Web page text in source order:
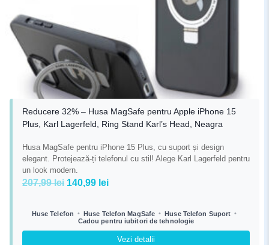
Reducere 32% – Husa MagSafe pentru Apple iPhone 15
Plus, Karl Lagerfeld, Ring Stand Karl’s Head, Neagra
Husa MagSafe pentru iPhone 15 Plus, cu suport și design
elegant. Protejează-ți telefonul cu stil! Alege Karl Lagerfeld pentru
un look modern.
207,99lei Prețul
a
fost:
140,99 leiPrețul
este:
140,99 lei.
Huse Telefon • Huse Telefon MagSafe • Huse Telefon Suport •
Cadou pentru iubitori de tehnologie
Vezi detalii